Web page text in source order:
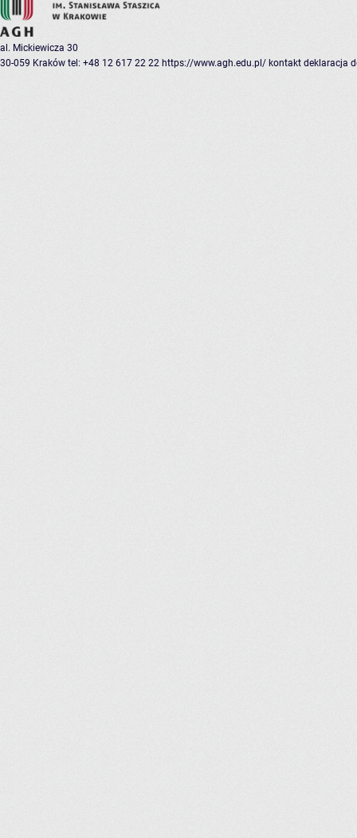
al. Mickiewicza 30
30-059 Kraków tel: +48 12 617 22 22 https://www.agh.edu.pl/ kontakt deklaracja